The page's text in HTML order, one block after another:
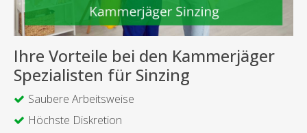
Ihre Vorteile bei den Kammerjäger
Spezialisten für Sinzing
Saubere Arbeitsweise
Höchste Diskretion